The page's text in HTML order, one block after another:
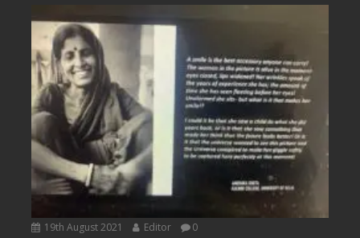
19th August 2021 Editor 0